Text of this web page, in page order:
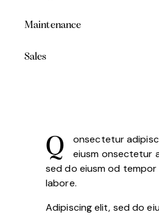
Maintenance
Sales
Q
onsectetur
eiusm onsectetur
sed do eiusm od
labore.
Adipiscing elit, sed do